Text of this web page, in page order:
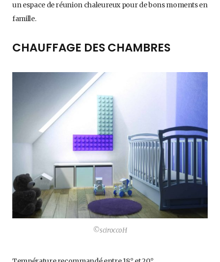
un espace de réunion chaleureux pour de bons moments en
famille.
CHAUFFAGE DES CHAMBRES
©sciroccoH